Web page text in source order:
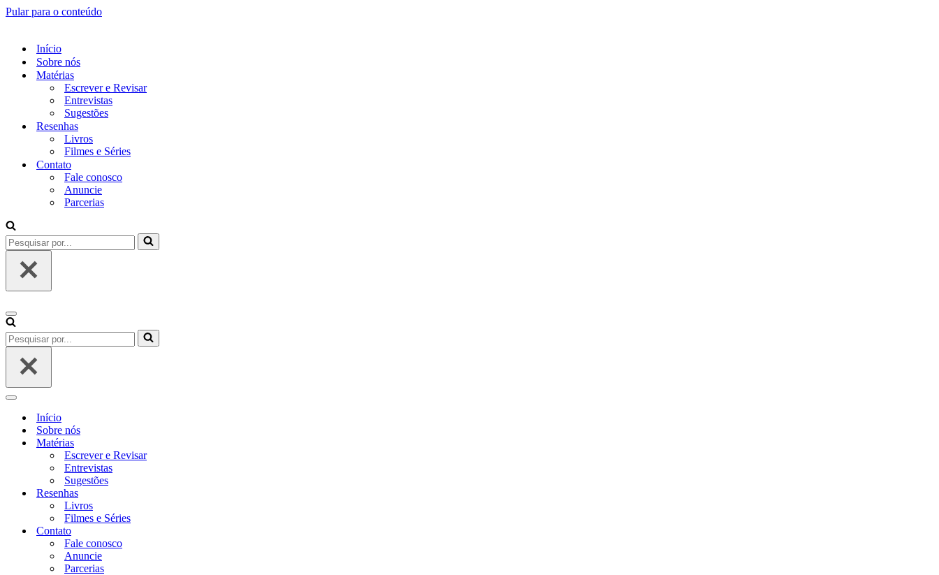
Pular para o conteúdo
Início
Sobre nós
Matérias
Escrever e Revisar
Entrevistas
Sugestões
Resenhas
Livros
Filmes e Séries
Contato
Fale conosco
Anuncie
Parcerias
Início
Sobre nós
Matérias
Escrever e Revisar
Entrevistas
Sugestões
Resenhas
Livros
Filmes e Séries
Contato
Fale conosco
Anuncie
Parcerias